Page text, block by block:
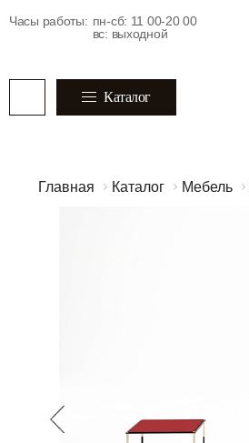
Часы работы: пн-сб: 11 00-20 00
вс: выходной
Каталог
Главная Каталог Мебель